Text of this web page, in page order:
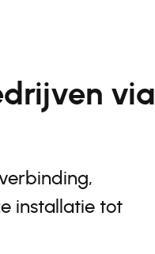
via
installatie tot